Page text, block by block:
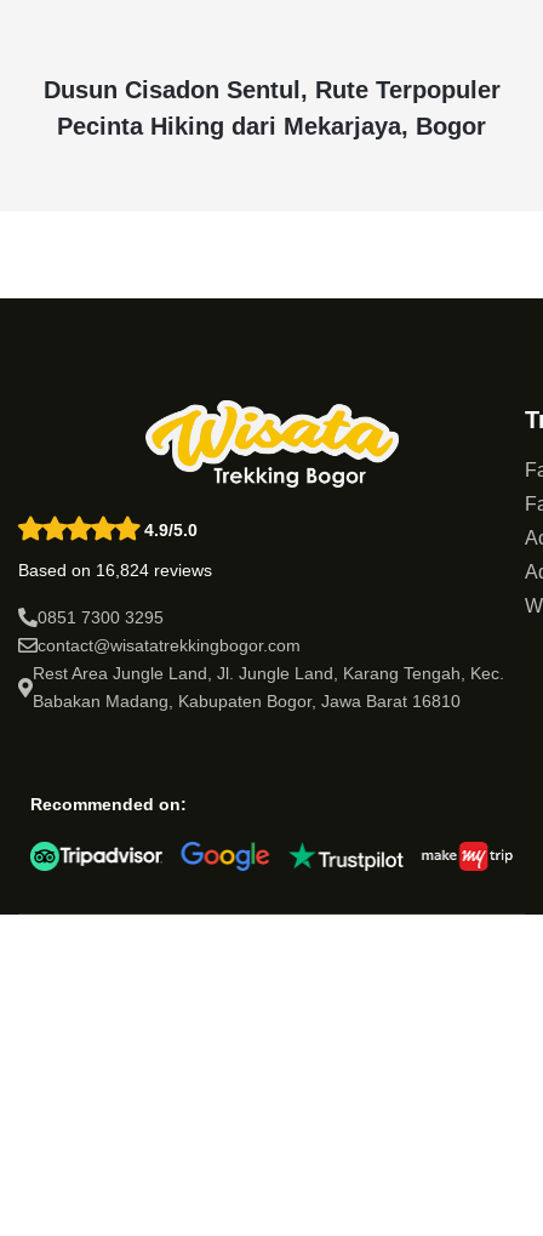
Dusun Cisadon Sentul, Rute Terpopuler
Pecinta Hiking dari Mekarjaya, Bogor
4.9/5.0
Based on 16,824 reviews
0851 7300 3295
contact@wisatatrekkingbogor.com
Rest Area Jungle Land, Jl. Jungle Land, Karang Tengah, Kec.
Babakan Madang, Kabupaten Bogor, Jawa Barat 16810
Recommended on: